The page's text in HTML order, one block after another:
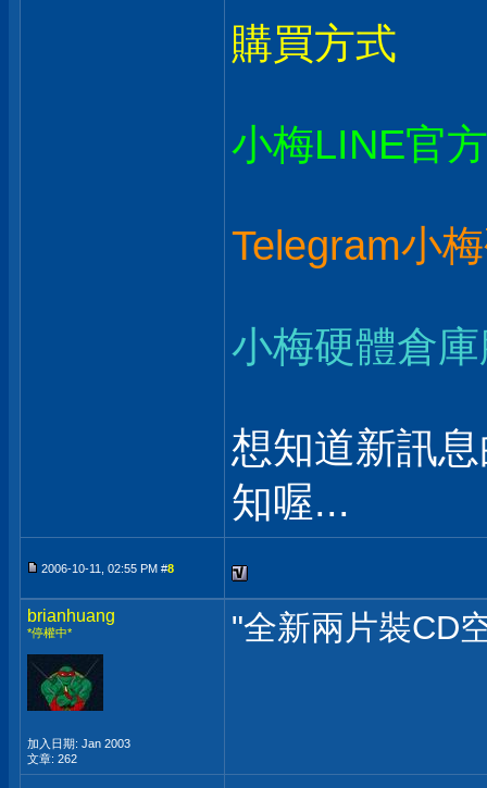
購買方式
小梅LINE官
Telegram小
小梅硬體倉
想知道新訊
知喔...
2006-10-11, 02:55 PM #8
brianhuang
*停權中*
加入日期: Jan 2003
文章: 262
"全新兩片裝CD